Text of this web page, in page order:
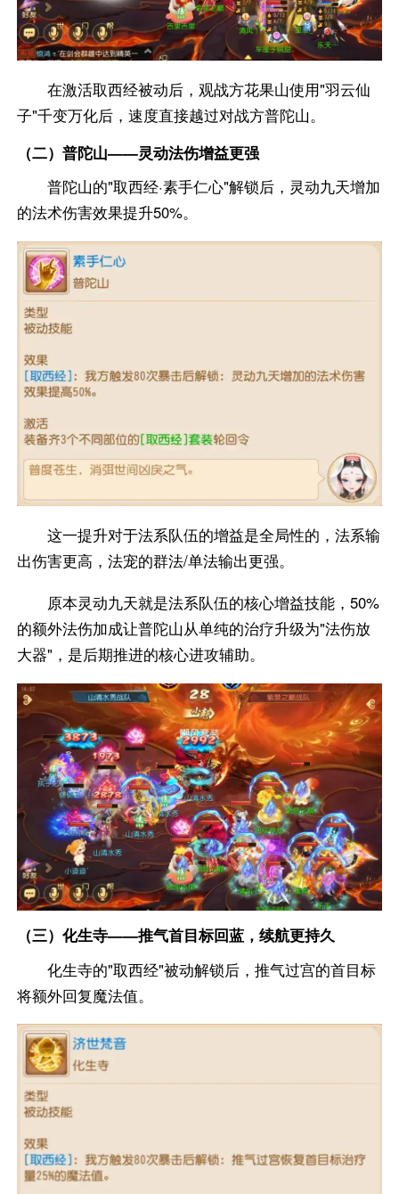
在激活取西经被动后，观战方花果山使用"羽云仙
子"千变万化后，速度直接越过对战方普陀山。
（二）普陀山——灵动法伤增益更强
普陀山的"取西经·素手仁心"解锁后，灵动九天增加
的法术伤害效果提升50%。
这一提升对于法系队伍的增益是全局性的，法系输
出伤害更高，法宠的群法/单法输出更强。
原本灵动九天就是法系队伍的核心增益技能，50%
的额外法伤加成让普陀山从单纯的治疗升级为"法伤放
大器"，是后期推进的核心进攻辅助。
（三）化生寺——推气首目标回蓝，续航更持久
化生寺的"取西经"被动解锁后，推气过宫的首目标
将额外回复魔法值。